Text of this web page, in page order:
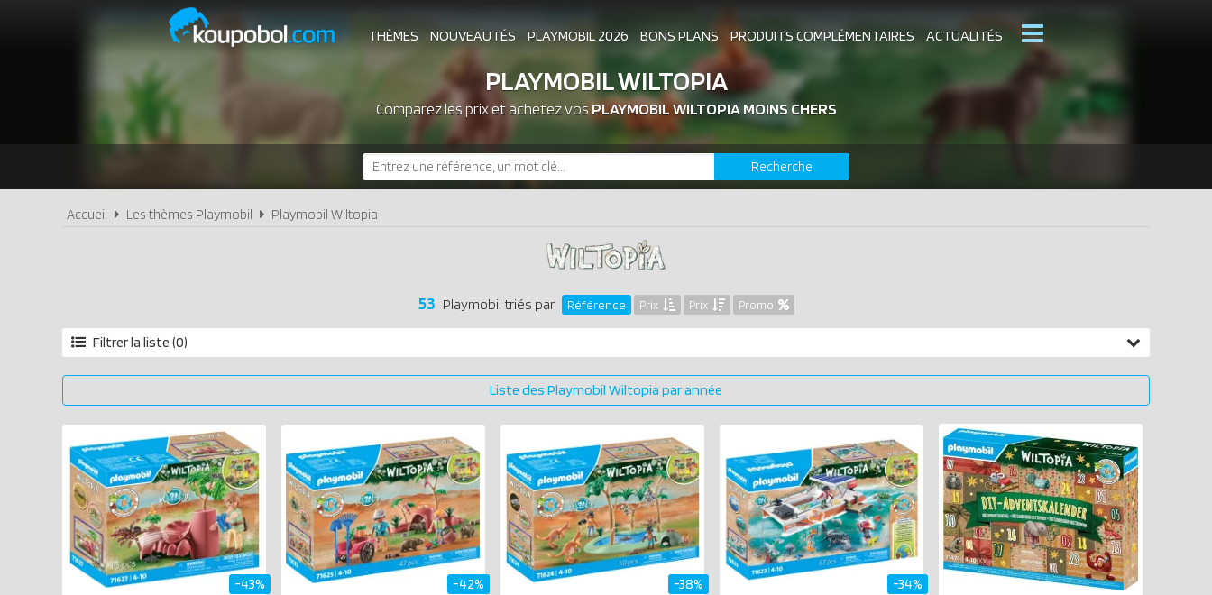
THÈMES NOUVEAUTÉS PLAYMOBIL 2026 BONS PLANS PRODUITS COMPLÉMENTAIRES ACTUALITÉS
ASSOCIATIONS DE FANS EXPOSITIONS PLAYMOBIL CATALOGUES PLAYMOBIL
LES PLAYMOBIL LES PLUS CHERS DERNIERS PLAYMOBIL AJOUTÉS
PLAYMOBIL WILTOPIA
Comparez les prix et achetez vosPLAYMOBIL WILTOPIA MOINS CHERS
Recherche
Accueil Les thèmes Playmobil Playmobil Wiltopia
53 Playmobil triés par Référence Prix Prix Promo
Filtrer la liste (0)
de 50 à 100 €
+ de 100 €
Liste des Playmobil Wiltopia par année
-43%
-42%
-38%
-34%